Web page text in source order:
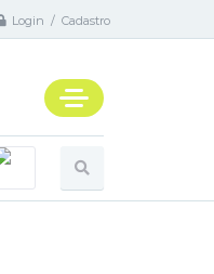
Login / Cadastro